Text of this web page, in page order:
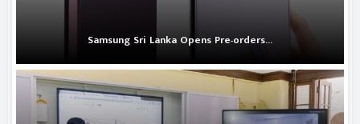
Samsung Sri Lanka Opens Pre-orders...